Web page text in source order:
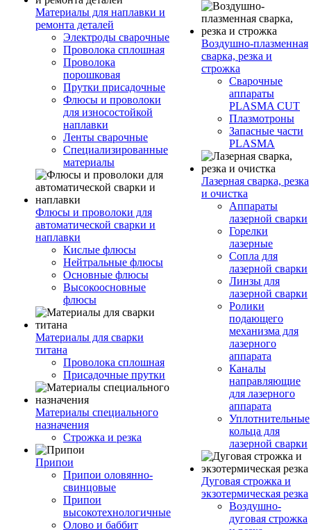
Материалы для наплавки и
ремонта деталей
Электроды сварочные
Проволока сплошная
Проволока
порошковая
Прутки присадочные
Флюсы и проволоки
для износостойкой
наплавки
Ленты сварочные
Специализированные
материалы
Флюсы и проволоки для
автоматической сварки и
наплавки
Кислые флюсы
Нейтральные флюсы
Основные флюсы
Высокоосновные
флюсы
Материалы для сварки
титана
Проволока сплошная
Присадочные прутки
Материалы специального
назначения
Строжка и резка
Припои
Припои оловянно-
свинцовые
Припои
высокотехнологичные
Олово и баббит
Воздушно-плазменная
сварка, резка и
строжка
Сварочные
аппараты
PLASMA CUT
Плазмотроны
Запасные части
PLASMA
Лазерная сварка, резка
и очистка
Аппараты
лазерной сварки
Горелки
лазерные
Сопла для
лазерной сварки
Линзы для
лазерной сварки
Ролики
подающего
механизма для
лазерного
аппарата
Каналы
направляющие
для лазерного
аппарата
Уплотнительные
кольца для
лазерной сварки
Дуговая строжка и
экзотермическая резка
Воздушно-
дуговая строжка